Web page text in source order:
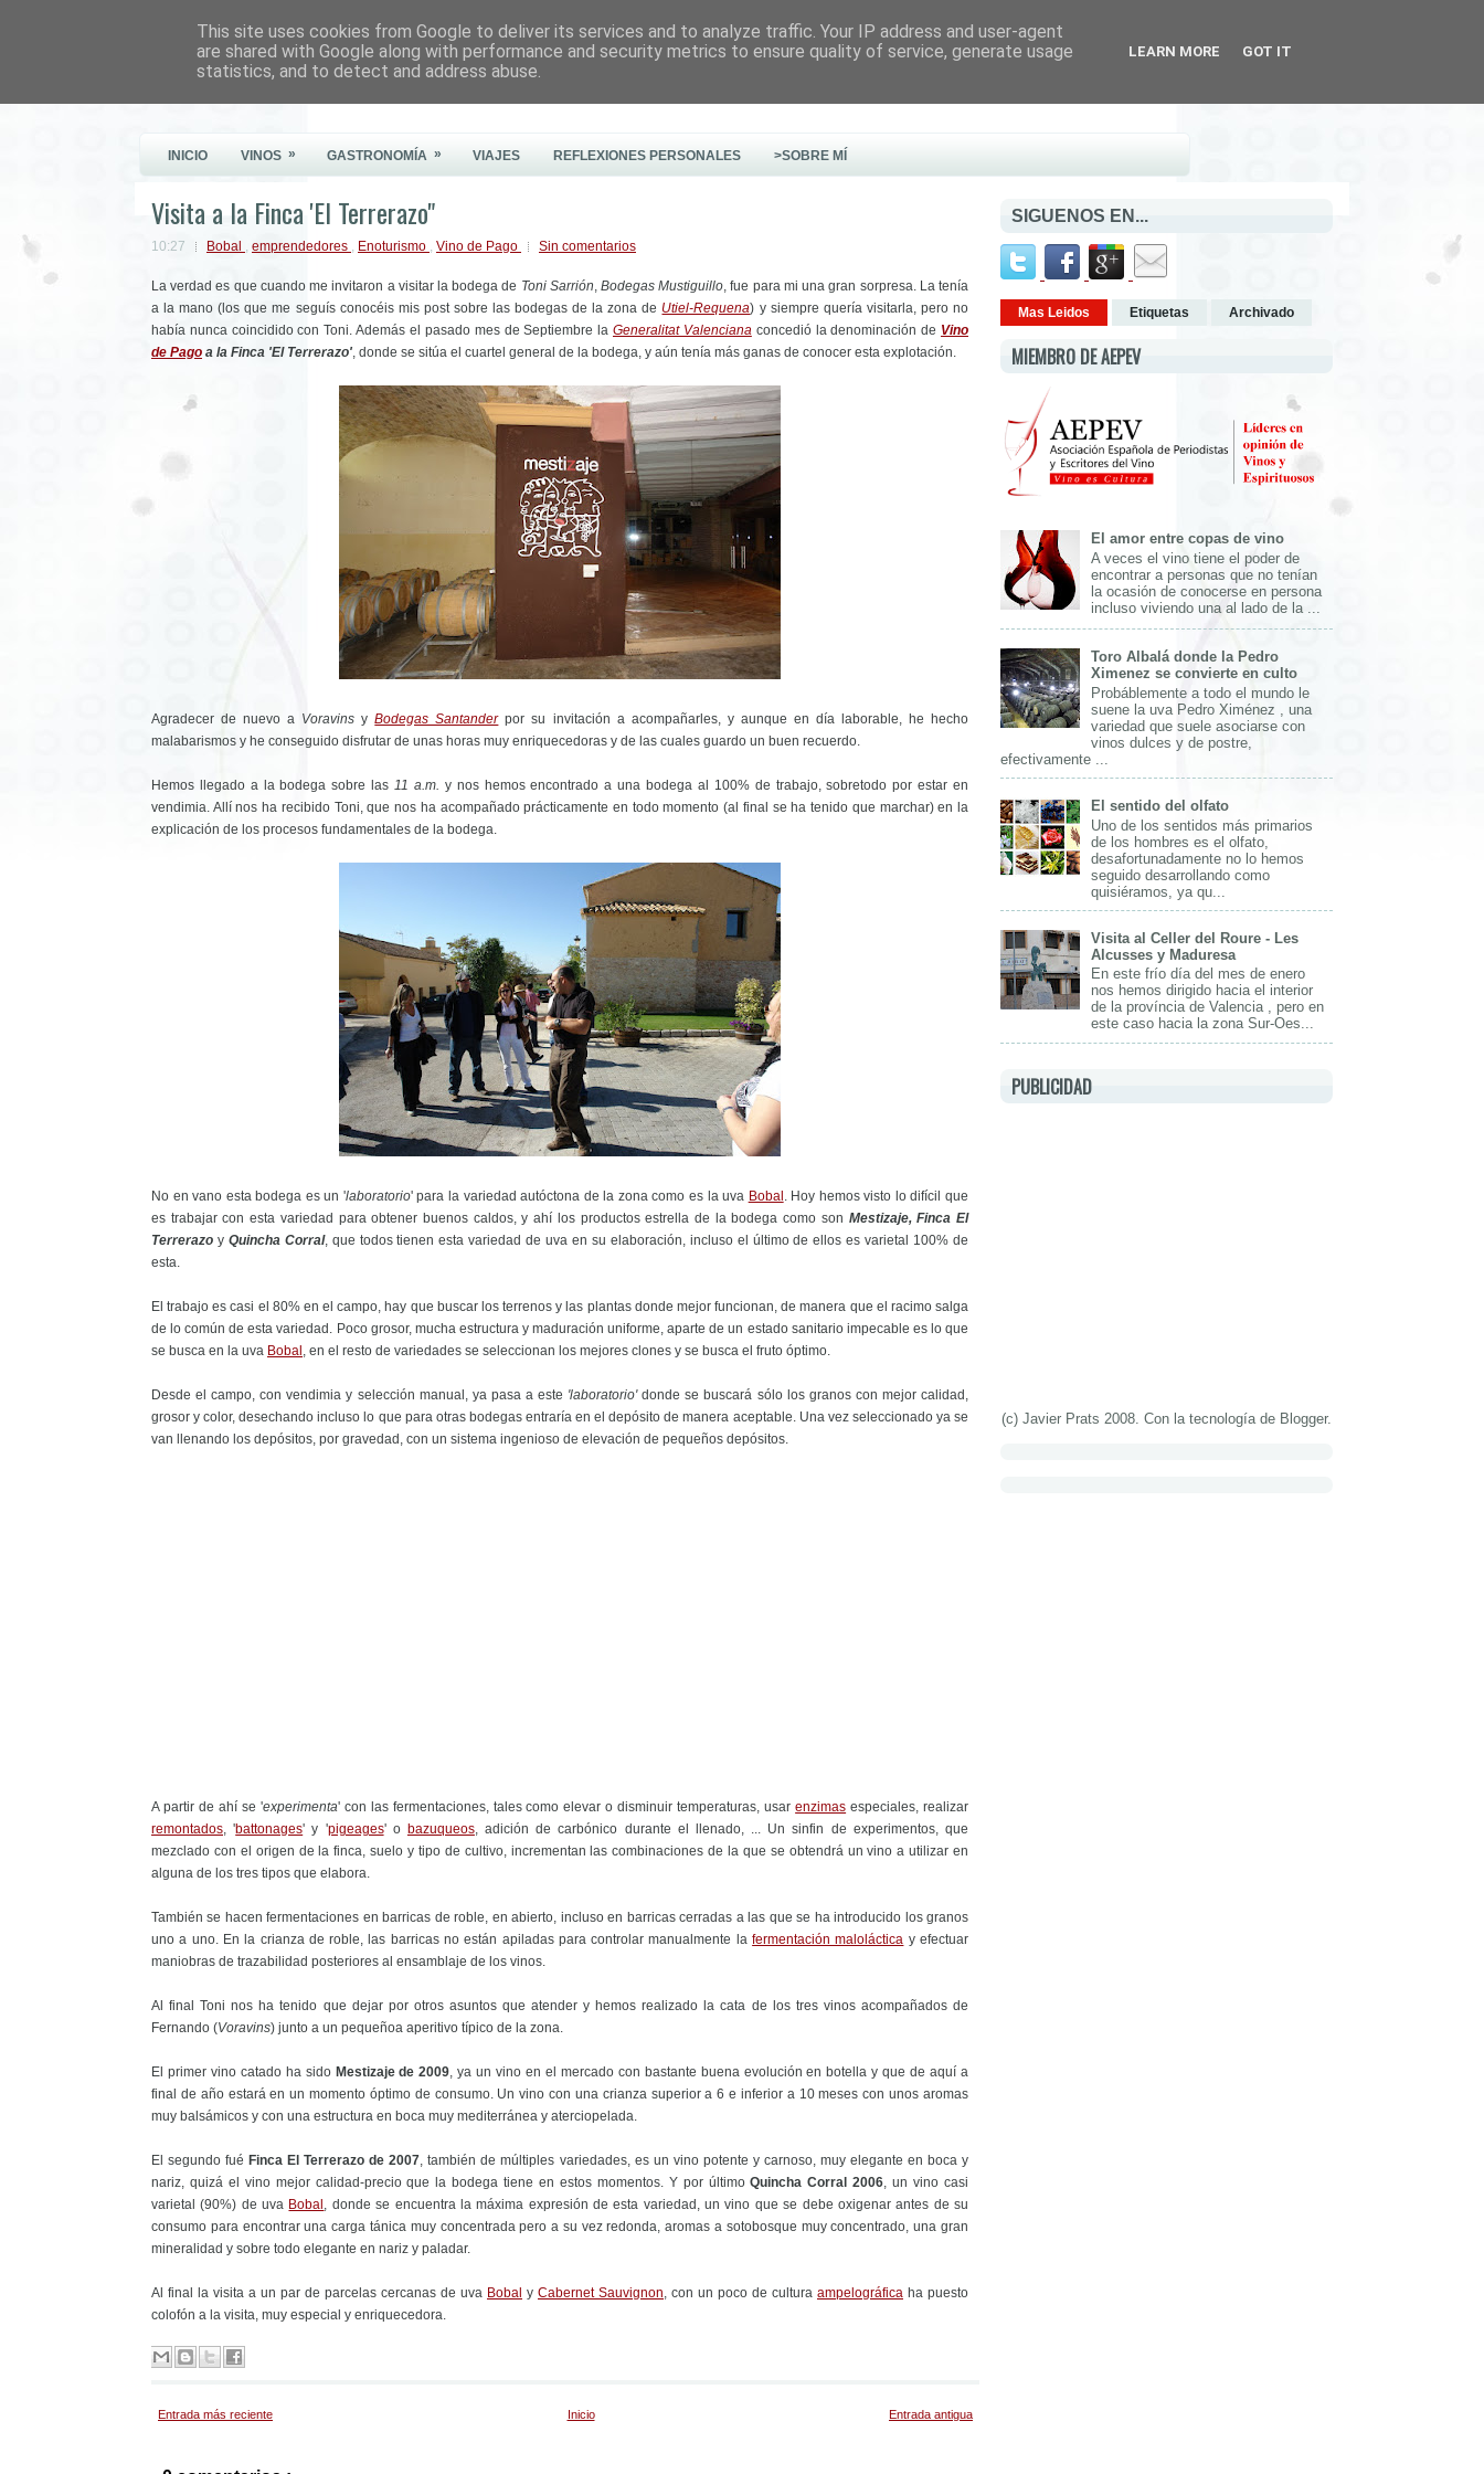
Este Vino Me Gusta
INICIO VINOS » GASTRONOMÍA » VIAJES REFLEXIONES PERSONALES >SOBRE MÍ
Visita a la Finca 'El Terrerazo"
10:27 Bobal , emprendedores , Enoturismo , Vino de Pago Sin comentarios
La verdad es que cuando me invitaron a visitar la bodega de Toni Sarrión,Bodegas Mustiguillo, fue para mi una gran sorpresa. La tenía
a la mano (los que me seguís conocéis mis post sobre las bodegas de la zona de Utiel-Requena) y siempre quería visitarla, pero no
había nunca coincidido con Toni. Además el pasado mes de Septiembre la Generalitat Valencianaconcedió la denominación de Vino
de Pago a la Finca 'El Terrerazo', donde se sitúa el cuartel general de la bodega, y aún tenía más ganas de conocer esta explotación.
Agradecer de nuevo a Voravins yBodegas Santanderpor su invitación a acompañarles, y aunque en día laborable, he hecho
malabarismos y he conseguido disfrutar de unas horas muy enriquecedoras y de las cuales guardo un buen recuerdo.
Hemos llegado a la bodega sobre las11 a.m. y nos hemos encontrado a una bodega al 100% de trabajo, sobretodo por estar en
vendimia. Allí nos ha recibido Toni, que nos ha acompañado prácticamente en todo momento (al final se ha tenido que marchar) en la
explicación de los procesos fundamentales de la bodega.
No en vano esta bodega es un 'laboratorio' para la variedad autóctona de la zona como es la uva Bobal . Hoy hemos visto lo difícil que
es trabajar con esta variedad para obtener buenos caldos, y ahí los productos estrella de la bodega como son Mestizaje, Finca El
Terrerazo y Quincha Corral, que todos tienen esta variedad de uva en su elaboración, incluso el último de ellos es varietal 100% de
esta.
El trabajo es casi el 80% en el campo, hay que buscar los terrenos y las plantas donde mejor funcionan, de manera que el racimo salga
de lo común de esta variedad. Poco grosor, mucha estructura y maduración uniforme, aparte de un estado sanitario impecable es lo que
se busca en la uva Bobal , en el resto de variedades se seleccionan los mejores clones y se busca el fruto óptimo.
Desde el campo, con vendimia y selección manual, ya pasa a este 'laboratorio'donde se buscará sólo los granos con mejor calidad,
grosor y color, desechando incluso lo que para otras bodegas entraría en el depósito de manera aceptable. Una vez seleccionado ya se
van llenando los depósitos, por gravedad, con un sistema ingenioso de elevación de pequeños depósitos.
A partir de ahí se 'experimenta' con las fermentaciones, tales como elevar o disminuir temperaturas, usarenzimas especiales, realizar
remontados, 'battonages' y 'pigeages' o bazuqueos, adición de carbónico durante el llenado, ... Un sinfin de experimentos, que
mezclado con el origen de la finca, suelo y tipo de cultivo, incrementan las combinaciones de la que se obtendrá un vino a utilizar en
alguna de los tres tipos que elabora.
También se hacen fermentaciones en barricas de roble, en abierto, incluso en barricas cerradas a las que se ha introducido los granos
uno a uno. En la crianza de roble, las barricas no están apiladas para controlar manualmente lafermentación maloláctica y efectuar
maniobras de trazabilidad posteriores al ensamblaje de los vinos.
Al final Toni nos ha tenido que dejar por otros asuntos que atender y hemos realizado la cata de los tres vinos acompañados de
Fernando (Voravins) junto a un pequeñoa aperitivo típico de la zona.
El primer vino catado ha sido Mestizaje de 2009, ya un vino en el mercado con bastante buena evolución en botella y que de aquí a
final de año estará en un momento óptimo de consumo. Un vino con una crianza superior a 6 e inferior a 10 meses con unos aromas
muy balsámicos y con una estructura en boca muy mediterránea y aterciopelada.
El segundo fué Finca El Terrerazo de 2007, también de múltiples variedades, es un vino potente y carnoso, muy elegante en boca y
nariz, quizá el vino mejor calidad-precio que la bodega tiene en estos momentos. Y por últimoQuincha Corral 2006, un vino casi
varietal (90%) de uva Bobal , donde se encuentra la máxima expresión de esta variedad, un vino que se debe oxigenar antes de su
consumo para encontrar una carga tánica muy concentrada pero a su vez redonda, aromas a sotobosque muy concentrado, una gran
mineralidad y sobre todo elegante en nariz y paladar.
Al final la visita a un par de parcelas cercanas de uva Bobal y Cabernet Sauvignon, con un poco de cultura ampelográfica ha puesto
colofón a la visita, muy especial y enriquecedora.
Entrada más reciente Entrada antigua
Inicio
SIGUENOS EN...
Mas Leidos Etiquetas Archivado
MIEMBRO DE AEPEV
El amor entre copas de vino
A veces el vino tiene el poder de
encontrar a personas que no tenían
la ocasión de conocerse en persona
incluso viviendo una al lado de la ...
Toro Albalá donde la Pedro
Ximenez se convierte en culto
Probáblemente a todo el mundo le
suene la uva Pedro Ximénez , una
variedad que suele asociarse con
vinos dulces y de postre,
efectivamente ...
El sentido del olfato
Uno de los sentidos más primarios
de los hombres es el olfato,
desafortunadamente no lo hemos
seguido desarrollando como
quisiéramos, ya qu...
Visita al Celler del Roure - Les
Alcusses y Maduresa
En este frío día del mes de enero
nos hemos dirigido hacia el interior
de la província de Valencia , pero en
este caso hacia la zona Sur-Oes...
PUBLICIDAD
(c) Javier Prats 2008. Con la tecnología de Blogger.
This site uses cookies from Google to deliver its services and to analyze traffic. Your IP address and user-agent
are shared with Google along with performance and security metrics to ensure quality of service, generate usage
statistics, and to detect and address abuse.
LEARN MORE GOT IT